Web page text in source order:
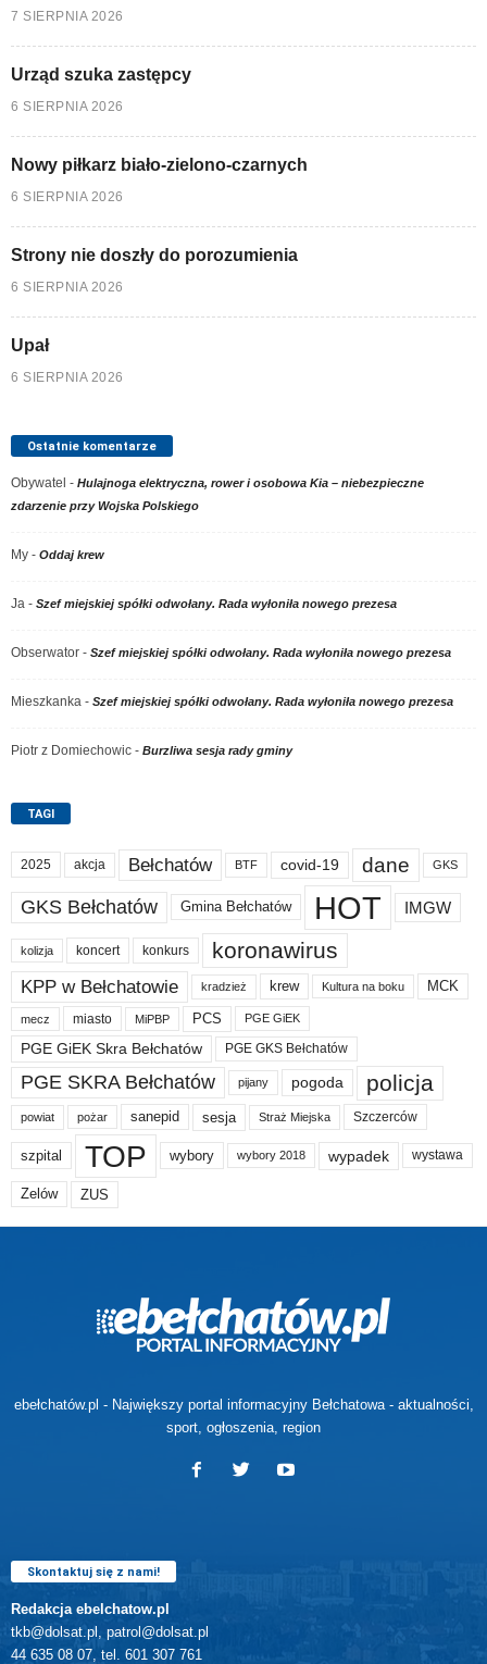
7 SIERPNIA 2026
Urząd szuka zastępcy
6 SIERPNIA 2026
Nowy piłkarz biało-zielono-czarnych
6 SIERPNIA 2026
Strony nie doszły do porozumienia
6 SIERPNIA 2026
Upał
6 SIERPNIA 2026
Ostatnie komentarze
Obywatel - Hulajnoga elektryczna, rower i osobowa Kia – niebezpieczne
zdarzenie przy Wojska Polskiego
My - Oddaj krew
Ja - Szef miejskiej spółki odwołany. Rada wyłoniła nowego prezesa
Obserwator - Szef miejskiej spółki odwołany. Rada wyłoniła nowego prezesa
Mieszkanka - Szef miejskiej spółki odwołany. Rada wyłoniła nowego prezesa
Piotr z Domiechowic - Burzliwa sesja rady gminy
TAGI
2025 akcja Bełchatów BTF covid-19 dane GKS
GKS Bełchatów Gmina Bełchatów HOT IMGW
kolizja koncert konkurs koronawirus
KPP w Bełchatowie kradzież krew Kultura na boku MCK
mecz miasto MiPBP PCS PGE GiEK
PGE GiEK Skra Bełchatów PGE GKS Bełchatów
PGE SKRA Bełchatów pijany pogoda policja
powiat pożar sanepid sesja Straż Miejska Szczerców
szpital TOP wybory wybory 2018 wypadek wystawa
Zelów ZUS
ebełchatów.pl - Największy portal informacyjny Bełchatowa - aktualności,
sport, ogłoszenia, region
Skontaktuj się z nami!
Redakcja ebelchatow.pl
tkb@dolsat.pl, patrol@dolsat.pl
44 635 08 07, tel. 601 307 761